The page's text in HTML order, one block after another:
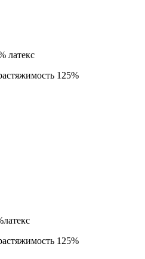
латекс
125%
125%